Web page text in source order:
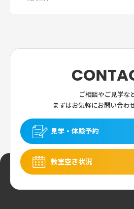
ご相談やご見学な
まずはお気軽にお問い合わ
見学・体験予約
教室空き状況